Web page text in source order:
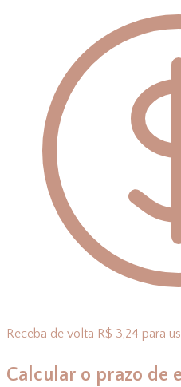
Receba de volta R$ 3,24 para
Calcular o prazo de